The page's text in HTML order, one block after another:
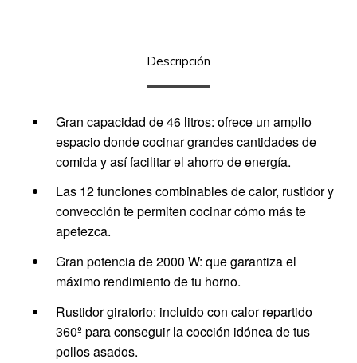
Descripción
Gran capacidad de 46 litros: ofrece un amplio
espacio donde cocinar grandes cantidades de
comida y así facilitar el ahorro de energía.
Las 12 funciones combinables de calor, rustidor y
convección te permiten cocinar cómo más te
apetezca.
Gran potencia de 2000 W: que garantiza el
máximo rendimiento de tu horno.
Rustidor giratorio: incluido con calor repartido
360º para conseguir la cocción idónea de tus
pollos asados.